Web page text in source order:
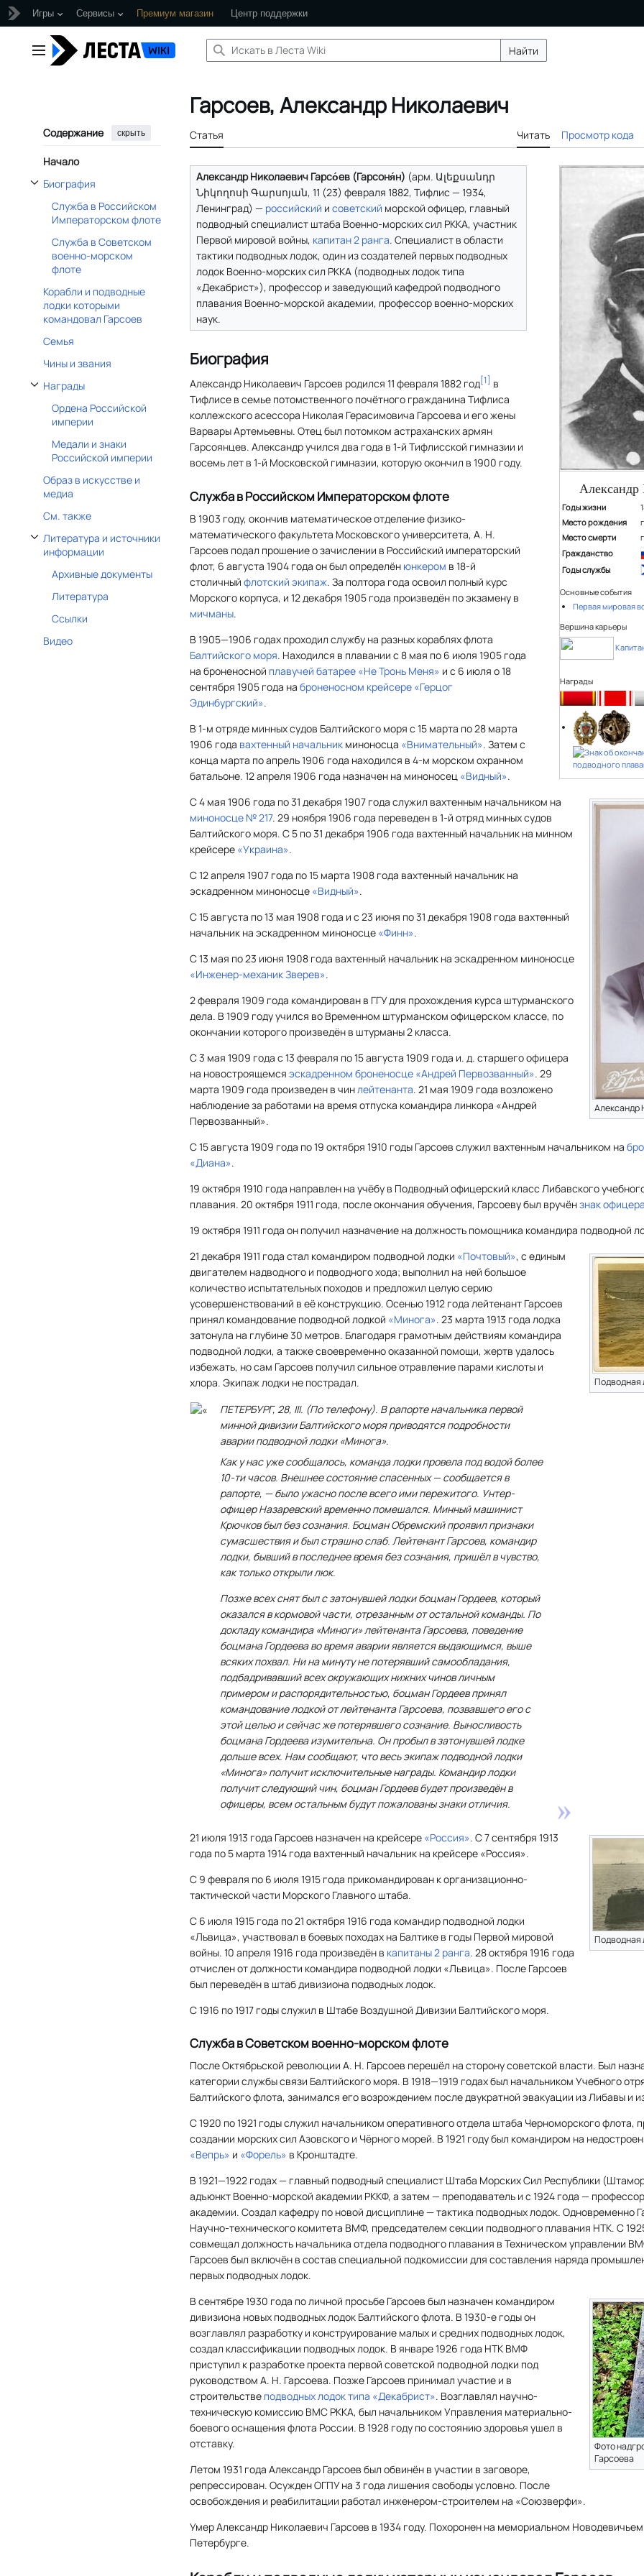
Игры Сервисы Премиум магазин Центр поддержки
содержанию
Главное меню Найти
Содержание скрыть
Начало
Биография
Отобразить/Скрыть подраздел Биография
Служба в Российском
Императорском флоте
Служба в Советском
военно-морском
флоте
Корабли и подводные
лодки которыми
командовал Гарсоев
Семья
Чины и звания
Награды
Отобразить/Скрыть подраздел Награды
Ордена Российской
империи
Медали и знаки
Российской империи
Образ в искусстве и
медиа
См. также
Литература и источники
информации
Отобразить/Скрыть подраздел Литература и источники информации
Архивные документы
Литература
Ссылки
Видео
Гарсоев, Александр Николаевич
Статья Читать Просмотр кода
Александр
Годы жизни
Место рождения
Место смерти
Гражданство
Годы службы
Основные события
Первая мировая
Вершина карьеры
Награды
Александр Николаевич Гарсо́ев (Гарсоня́н) (арм. Ալեքսանդր
Նիկողոսի Գարսոյան, 11 (23) февраля 1882, Тифлис — 1934,
Ленинград) — российский и советский морской офицер, главный
подводный специалист штаба Военно-морских сил РККА, участник
Первой мировой войны, капитан 2 ранга. Специалист в области
тактики подводных лодок, один из создателей первых подводных
лодок Военно-морских сил РККА (подводных лодок типа
«Декабрист»), профессор и заведующий кафедрой подводного
плавания Военно-морской академии, профессор военно-морских
наук.
Биография
Александр
Александр Николаевич Гарсоев родился 11 февраля 1882 год[1] в
Тифлисе в семье потомственного почётного гражданина Тифлиса
коллежского асессора Николая Герасимовича Гарсоева и его жены
Варвары Артемьевны. Отец был потомком астраханских армян
Гарсоянцев. Александр учился два года в 1-й Тифлисской гимназии и
восемь лет в 1-й Московской гимназии, которую окончил в 1900 году.
Служба в Российском Императорском флоте
В 1903 году, окончив математическое отделение физико-
математического факультета Московского университета, А. Н.
Гарсоев подал прошение о зачислении в Российский императорский
флот, 6 августа 1904 года он был определён юнкером в 18-й
столичный флотский экипаж. За полтора года освоил полный курс
Морского корпуса, и 12 декабря 1905 года произведён по экзамену в
мичманы.
В 1905—1906 годах проходил службу на разных кораблях флота
Балтийского моря. Находился в плавании с 8 мая по 6 июля 1905 года
на броненосной плавучей батарее «Не Тронь Меня» и с 6 июля о 18
сентября 1905 года на броненосном крейсере «Герцог
Эдинбургский».
В 1-м отряде минных судов Балтийского моря с 15 марта по 28 марта
1906 года вахтенный начальник миноносца «Внимательный». Затем с
конца марта по апрель 1906 года находился в 4-м морском охранном
батальоне. 12 апреля 1906 года назначен на миноносец «Видный».
С 4 мая 1906 года по 31 декабря 1907 года служил вахтенным начальником на
миноносце № 217. 29 ноября 1906 года переведен в 1-й отряд минных судов
Балтийского моря. С 5 по 31 декабря 1906 года вахтенный начальник на минном
крейсере «Украина».
С 12 апреля 1907 года по 15 марта 1908 года вахтенный начальник на
эскадренном миноносце «Видный».
С 15 августа по 13 мая 1908 года и с 23 июня по 31 декабря 1908 года вахтенный
начальник на эскадренном миноносце «Финн».
С 13 мая по 23 июня 1908 года вахтенный начальник на эскадренном миноносце
«Инженер-механик Зверев».
2 февраля 1909 года командирован в ГГУ для прохождения курса штурманского
дела. В 1909 году учился во Временном штурманском офицерском классе, по
окончании которого произведён в штурманы 2 класса.
С 3 мая 1909 года с 13 февраля по 15 августа 1909 года и. д. старшего офицера
на новостроящемся эскадренном броненосце «Андрей Первозванный». 29
марта 1909 года произведен в чин лейтенанта. 21 мая 1909 года возложено
наблюдение за работами на время отпуска командира линкора «Андрей
Первозванный».
С 15 августа 1909 года по 19 октября 1910 годы Гарсоев служил вахтенным начальником на
«Диана».
19 октября 1910 года направлен на учёбу в Подводный офицерский класс Либавского
плавания. 20 октября 1911 года, после окончания обучения, Гарсоеву был вручёнзнак
19 октября 1911 года он получил назначение на должность помощника командира подводной
Подводная
21 декабря 1911 года стал командиром подводной лодки «Почтовый», с единым
двигателем надводного и подводного хода; выполнил на ней большое
количество испытательных походов и предложил целую серию
усовершенствований в её конструкцию. Осенью 1912 года лейтенант Гарсоев
принял командование подводной лодкой «Минога». 23 марта 1913 года лодка
затонула на глубине 30 метров. Благодаря грамотным действиям командира
подводной лодки, а также своевременно оказанной помощи, жертв удалось
избежать, но сам Гарсоев получил сильное отравление парами кислоты и
хлора. Экипаж лодки не пострадал.
ПЕТЕРБУРГ, 28, III. (По телефону). В рапорте начальника первой
минной дивизии Балтийского моря приводятся подробности
аварии подводной лодки «Минога».
Как у нас уже сообщалось, команда лодки провела под водой более
10-ти часов. Внешнее состояние спасенных — сообщается в
рапорте, — было ужасно после всего ими пережитого. Унтер-
офицер Назаревский временно помешался. Минный машинист
Крючков был без сознания. Боцман Обремский проявил признаки
сумасшествия и был страшно слаб. Лейтенант Гарсоев, командир
лодки, бывший в последнее время без сознания, пришёл в чувство,
как только открыли люк.
Позже всех снят был с затонувшей лодки боцман Гордеев, который
оказался в кормовой части, отрезанным от остальной команды. По
докладу командира «Миноги» лейтенанта Гарсоева, поведение
боцмана Гордеева во время аварии является выдающимся, выше
всяких похвал. Ни на минуту не потерявший самообладания,
подбадривавший всех окружающих нижних чинов личным
примером и распорядительностью, боцман Гордеев принял
командование лодкой от лейтенанта Гарсоева, позвавшего его с
этой целью и сейчас же потерявшего сознание. Выносливость
боцмана Гордеева изумительна. Он пробыл в затонувшей лодке
дольше всех. Нам сообщают, что весь экипаж подводной лодки
«Минога» получит исключительные награды. Командир лодки
получит следующий чин, боцман Гордеев будет произведён в
офицеры, всем остальным будут пожалованы знаки отличия.
Подводная
21 июля 1913 года Гарсоев назначен на крейсере «Россия». С 7 сентября 1913
года по 5 марта 1914 года вахтенный начальник на крейсере «Россия».
С 9 февраля по 6 июля 1915 года прикомандирован к организационно-
тактической части Морского Главного штаба.
С 6 июля 1915 года по 21 октября 1916 года командир подводной лодки
«Львица», участвовал в боевых походах на Балтике в годы Первой мировой
войны. 10 апреля 1916 года произведён в капитаны 2 ранга. 28 октября 1916 года
отчислен от должности командира подводной лодки «Львица». После Гарсоев
был переведён в штаб дивизиона подводных лодок.
С 1916 по 1917 годы служил в Штабе Воздушной Дивизии Балтийского моря.
Служба в Советском военно-морском флоте
После Октябрьской революции А. Н. Гарсоев перешёл на сторону советской власти. Был
категории службы связи Балтийского моря. В 1918—1919 годах был начальником Учебного
Балтийского флота, занимался его возрождением после двукратной эвакуации из Либавы и
С 1920 по 1921 годы служил начальником оперативного отдела штаба Черноморского флота,
создании морских сил Азовского и Чёрного морей. В 1921 году был командиром на
«Вепрь» и «Форель» в Кронштадте.
В 1921—1922 годах — главный подводный специалист Штаба Морских Сил Республики
адъюнкт Военно-морской академии РККФ, а затем — преподаватель и с 1924 года —
академии. Создал кафедру по новой дисциплине — тактика подводных лодок. Одновременно
Научно-технического комитета ВМФ, председателем секции подводного плавания НТК. С
совмещал должность начальника отдела подводного плавания в Техническом управлении
Гарсоев был включён в состав специальной подкомиссии для составления наряда
первых подводных лодок.
Фото
Гарсоева
В сентябре 1930 года по личной просьбе Гарсоев был назначен командиром
дивизиона новых подводных лодок Балтийского флота. В 1930-е годы он
возглавлял разработку и конструирование малых и средних подводных лодок,
создал классификации подводных лодок. В январе 1926 года НТК ВМФ
приступил к разработке проекта первой советской подводной лодки под
руководством А. Н. Гарсоева. Позже Гарсоев принимал участие и в
строительстве подводных лодок типа «Декабрист». Возглавлял научно-
техническую комиссию ВМС РККА, был начальником Управления материально-
боевого оснащения флота России. В 1928 году по состоянию здоровья ушел в
отставку.
Летом 1931 года Александр Гарсоев был обвинён в участии в заговоре,
репрессирован. Осужден ОГПУ на 3 года лишения свободы условно. После
освобождения и реабилитации работал инженером-строителем на «Союзверфи».
Умер Александр Николаевич Гарсоев в 1934 году. Похоронен на мемориальном
Петербурге.